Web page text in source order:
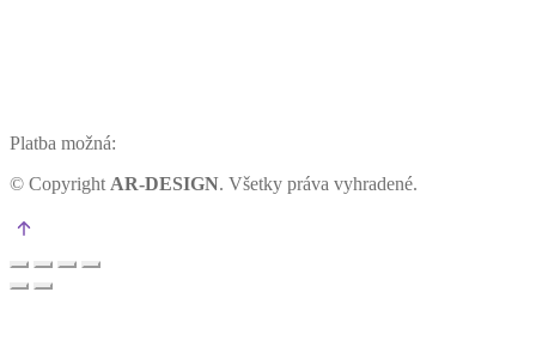
Platba možná:
© Copyright AR-DESIGN. Všetky práva vyhradené.